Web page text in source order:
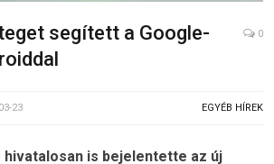
segített a Google-
0
23 EGYÉB HÍREK
hivatalosan is bejelentette az új